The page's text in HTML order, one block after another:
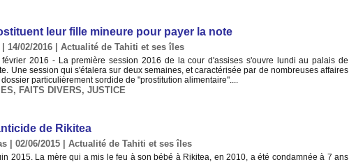
leur fille mineure pour payer la note
14/02/2016 Actualité de Tahiti et ses îles
février 2016 - La première session 2016 de la cour d'assises s'ouvre lundi au palais de
Une session qui s'étalera sur deux semaines, et caractérisée par de nombreuses affaires
particulièrement sordide de "prostitution alimentaire"....
, FAITS DIVERS, JUSTICE
de Rikitea
| 02/06/2015 Actualité de Tahiti et ses îles
2015. La mère qui a mis le feu à son bébé à Rikitea, en 2010, a été condamnée à 7 ans